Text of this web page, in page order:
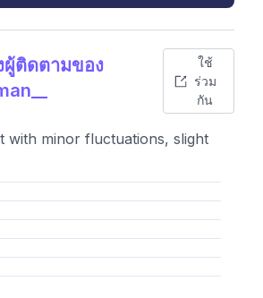
ผู้ติดตามของ
ใช้
ร่วม
กัน
with minor fluctuations, slight